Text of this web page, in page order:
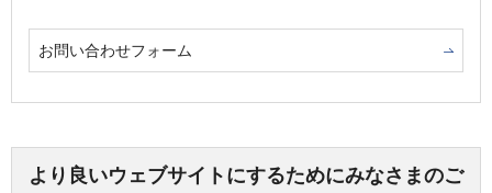
お問い合わせフォーム
より良いウェブサイトにするためにみなさまのご